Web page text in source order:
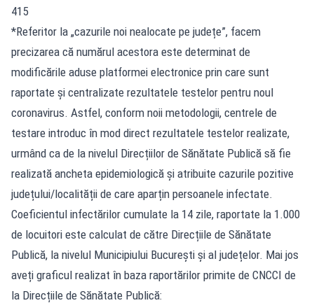
415
*Referitor la „cazurile noi nealocate pe județe”, facem
precizarea că numărul acestora este determinat de
modificările aduse platformei electronice prin care sunt
raportate și centralizate rezultatele testelor pentru noul
coronavirus. Astfel, conform noii metodologii, centrele de
testare introduc în mod direct rezultatele testelor realizate,
urmând ca de la nivelul Direcțiilor de Sănătate Publică să fie
realizată ancheta epidemiologică și atribuite cazurile pozitive
județului/localității de care aparțin persoanele infectate.
Coeficientul infectărilor cumulate la 14 zile, raportate la 1.000
de locuitori este calculat de către Direcțiile de Sănătate
Publică, la nivelul Municipiului București și al județelor. Mai jos
aveți graficul realizat în baza raportărilor primite de CNCCI de
la Direcțiile de Sănătate Publică: